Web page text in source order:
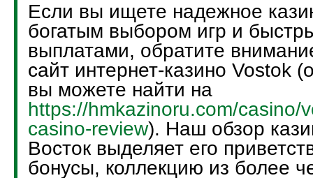
Если вы ищете надежное
богатым выбором игр и
выплатами, обратите
сайт интернет-казино Vostok
вы можете найти на
https://hmkazinoru.com/casino/
casino-review). Наш обзор
Восток выделяет его
бонусы, коллекцию из более